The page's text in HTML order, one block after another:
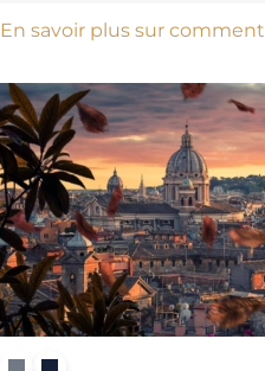
En savoir plus sur